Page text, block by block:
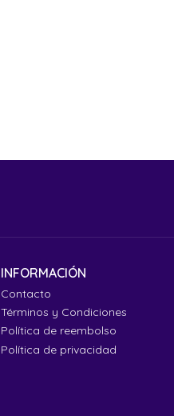
INFORMACIÓN
Contacto
Términos y Condiciones
Política de reembolso
Política de privacidad